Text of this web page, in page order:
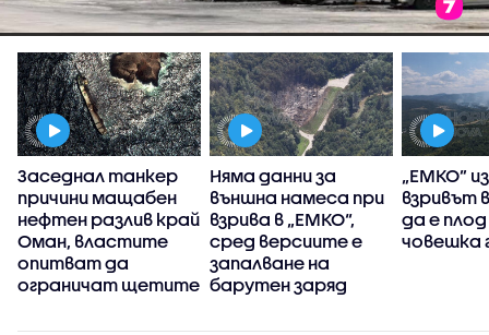
Заседнал танкер
причини мащабен
нефтен разлив край
Оман, властите
опитват да
ограничат щетите
Няма данни за
външна намеса при
взрива в „ЕМКО“,
сред версиите е
запалване на
барутен заряд
„ЕМКО”
взривът
да е
човешка